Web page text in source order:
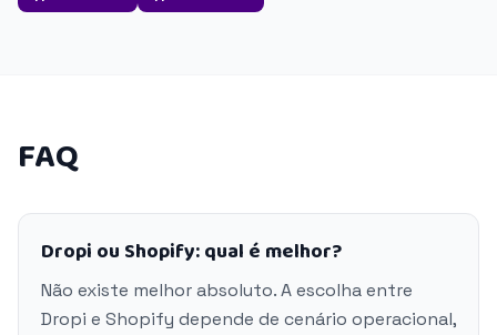
FAQ
Dropi ou Shopify: qual é melhor?
Não existe melhor absoluto. A escolha entre
Dropi e Shopify depende de cenário operacional,